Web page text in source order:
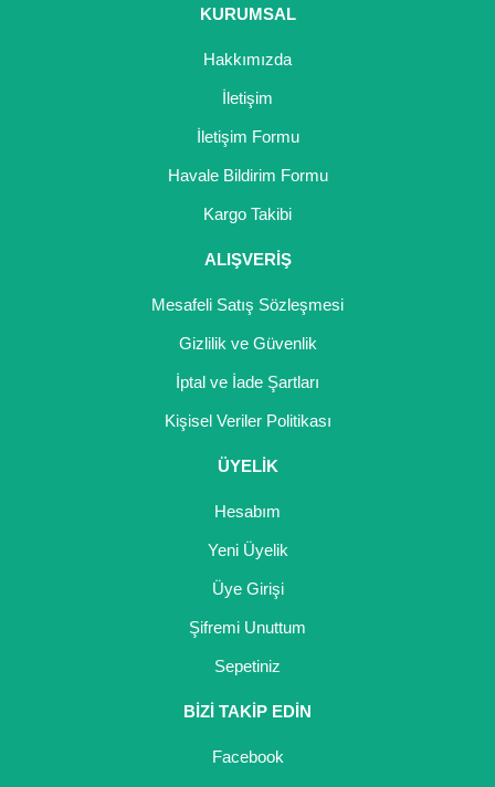
KURUMSAL
Hakkımızda
İletişim
İletişim Formu
Havale Bildirim Formu
Kargo Takibi
ALIŞVERİŞ
Mesafeli Satış Sözleşmesi
Gizlilik ve Güvenlik
İptal ve İade Şartları
Kişisel Veriler Politikası
ÜYELİK
Hesabım
Yeni Üyelik
Üye Girişi
Şifremi Unuttum
Sepetiniz
BİZİ TAKİP EDİN
Facebook